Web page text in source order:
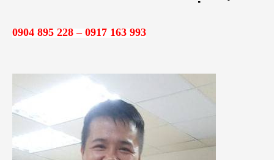
i
m
0904 895 228 – 0917 163 993